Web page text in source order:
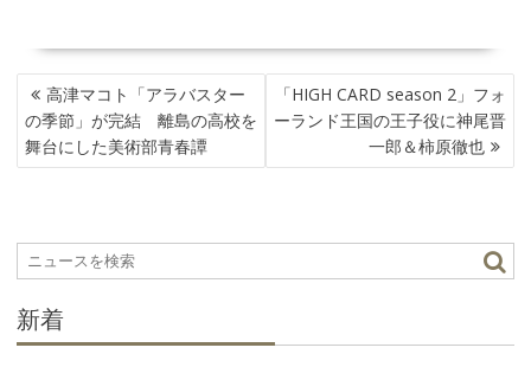
投
稿
ナ
ビ
シ
ョ
高津マコト「アラバスター
の季節」が完結 離島の高校を
舞台にした美術部青春譚
「HIGH CARD season 2」フォ
ーランド王国の王子役に神尾晋
一郎＆柿原徹也
新着